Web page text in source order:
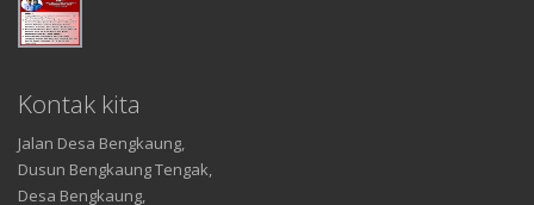
Kontak kita
Jalan Desa Bengkaung,
Dusun Bengkaung Tengak,
Desa Bengkaung,